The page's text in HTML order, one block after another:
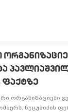
ფაქტზე
ორგანიზაციები
ნუცუბიძის